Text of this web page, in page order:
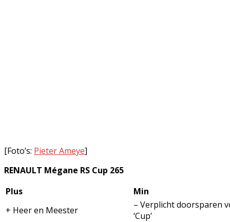
[Foto’s: Pieter Ameye]
RENAULT Mégane RS Cup 265
Plus
Min
+ Heer en Meester
– Verplicht doorsparen
‘Cup’